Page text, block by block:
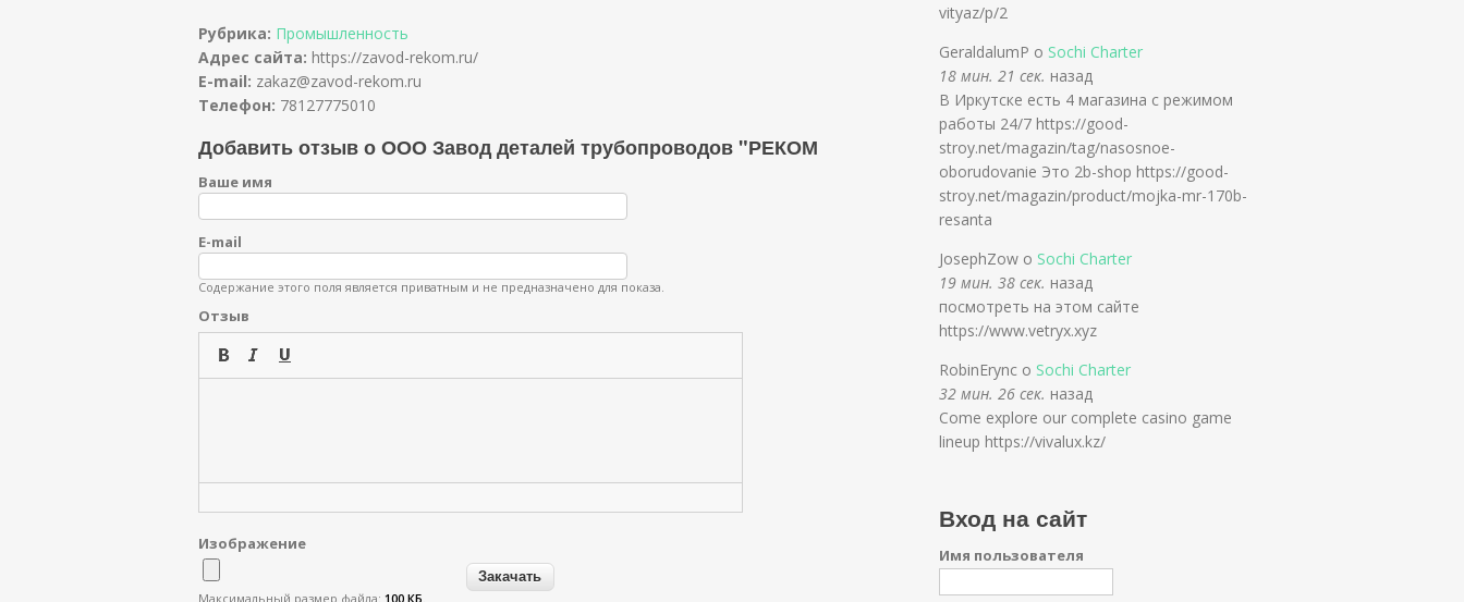
Рубрика: Промышленность
Адрес сайта: https://zavod-rekom.ru/
E-mail: zakaz@zavod-rekom.ru
Телефон: 78127775010
Добавить отзыв о ООО Завод деталей трубопроводов "РЕКОМ
Ваше имя
E-mail
Содержание этого поля является приватным и не предназначено для показа.
Отзыв
Изображение
Максимальный размер файла: 100 КБ
vityaz/p/2
GeraldalumP о Sochi Charter
18 мин. 21 сек. назад
В Иркутске есть 4 магазина с режимом
работы 24/7 https://good-
stroy.net/magazin/tag/nasosnoe-
oborudovanie Это 2b-shop https://good-
stroy.net/magazin/product/mojka-mr-170b-
resanta
JosephZow о Sochi Charter
19 мин. 38 сек. назад
посмотреть на этом сайте
https://www.vetryx.xyz
RobinErync о Sochi Charter
32 мин. 26 сек. назад
Come explore our complete casino game
lineup https://vivalux.kz/
Вход на сайт
Имя пользователя